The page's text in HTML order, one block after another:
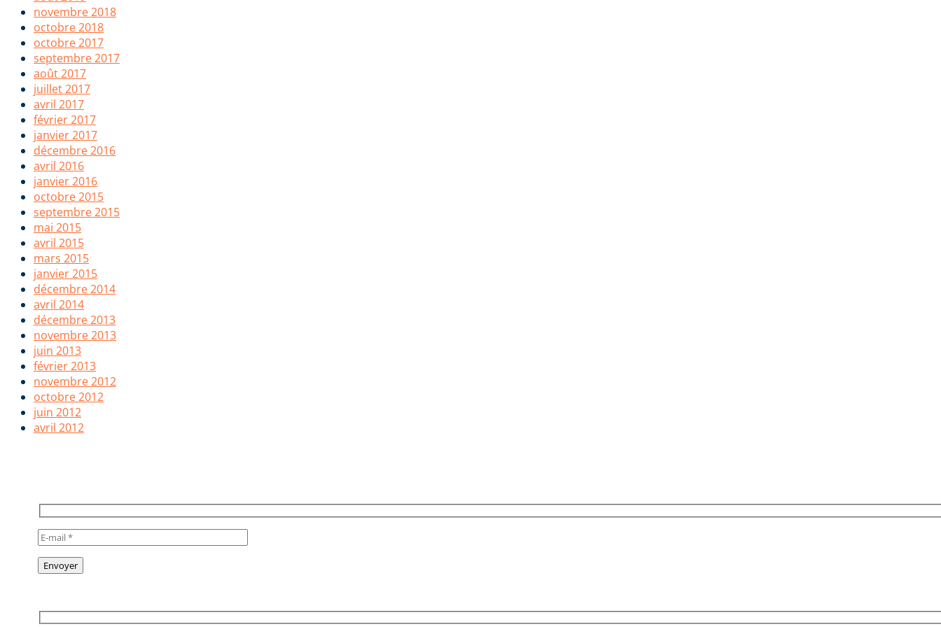
novembre 2018
octobre 2018
octobre 2017
septembre 2017
août 2017
juillet 2017
avril 2017
février 2017
janvier 2017
décembre 2016
avril 2016
janvier 2016
octobre 2015
septembre 2015
mai 2015
avril 2015
mars 2015
janvier 2015
décembre 2014
avril 2014
décembre 2013
novembre 2013
juin 2013
février 2013
novembre 2012
octobre 2012
juin 2012
avril 2012